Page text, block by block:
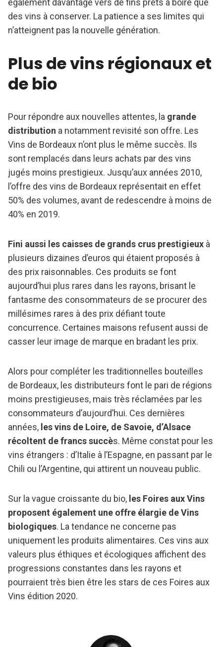
également davantage vers de fins prêts à boire que
des vins à conserver. La patience a ses limites qui
n’atteignent pas la nouvelle génération.
Plus de vins régionaux et
de bio
Pour répondre aux nouvelles attentes, la grande
distribution a notamment revisité son offre. Les
Vins de Bordeaux n’ont plus le même succès. Ils
sont remplacés dans leurs achats par des vins
jugés moins prestigieux. Jusqu’aux années 2010,
l’offre des vins de Bordeaux représentait en effet
50% des volumes, avant de redescendre à moins de
40% en 2019.
Fini aussi les caisses de grands crus prestigieux à
plusieurs dizaines d’euros qui étaient proposés à
des prix raisonnables. Ces produits se font
aujourd’hui plus rares dans les rayons, brisant le
fantasme des consommateurs de se procurer des
millésimes rares à des prix défiant toute
concurrence. Certaines maisons refusent aussi de
casser leur image de marque en bradant les prix.
Alors pour compléter les traditionnelles bouteilles
de Bordeaux, les distributeurs font le pari de régions
moins prestigieuses, mais très réclamées par les
consommateurs d’aujourd’hui. Ces dernières
années, les vins de Loire, de Savoie, d’Alsace
récoltent de francs succès. Même constat pour les
vins étrangers : d’Italie à l’Espagne, en passant par le
Chili ou l’Argentine, qui attirent un nouveau public.
Sur la vague croissante du bio, les Foires aux Vins
proposent également une offre élargie de Vins
biologiques. La tendance ne concerne pas
uniquement les produits alimentaires. Ces vins aux
valeurs plus éthiques et écologiques affichent des
progressions constantes dans les rayons et
pourraient très bien être les stars de ces Foires aux
Vins édition 2020.